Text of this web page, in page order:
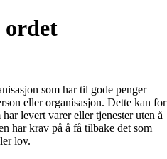
ordet
som har til gode penger
eller organisasjon. Dette kan for
levert varer eller tjenester uten å
har krav på å få tilbake det som
lov.